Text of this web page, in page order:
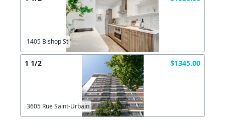
1405 Bishop St
1 1/2 $1345.00
3605 Rue Saint-Urbain